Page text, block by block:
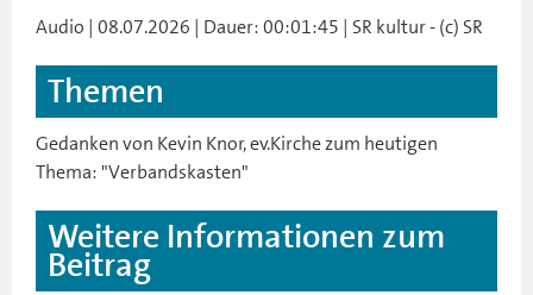
Audio | 08.07.2026 | Dauer: 00:01:45 | SR kultur - (c) SR
Themen
Gedanken von Kevin Knor, ev.Kirche zum heutigen
Thema: "Verbandskasten"
Weitere Informationen zum
Beitrag